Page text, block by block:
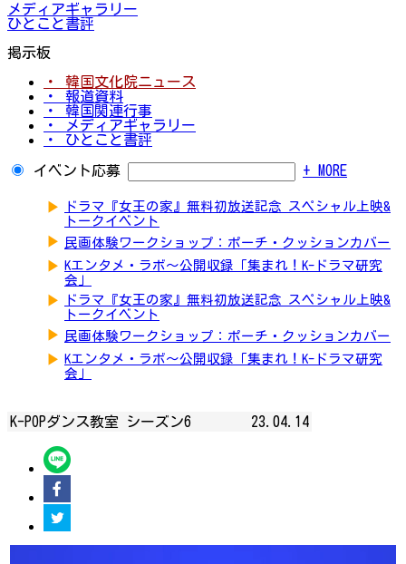
メディアギャラリー
ひとこと書評
掲示板
・ 韓国文化院ニュース
・ 報道資料
・ 韓国関連行事
・ メディアギャラリー
・ ひとこと書評
イベント応募 + MORE
▶
ドラマ『女王の家』無料初放送記念 スペシャル上映&
トークイベント
▶ 民画体験ワークショップ：ポーチ・クッションカバー
▶ Kエンタメ・ラボ～公開収録「集まれ！K-ドラマ研究
会」
▶
ドラマ『女王の家』無料初放送記念 スペシャル上映&
トークイベント
▶ 民画体験ワークショップ：ポーチ・クッションカバー
▶ Kエンタメ・ラボ～公開収録「集まれ！K-ドラマ研究
会」
K-POPダンス教室 シーズン6 23.04.14